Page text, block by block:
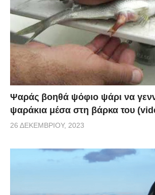
Ψαράς βοηθά ψόφιο ψάρι να
ψαράκια μέσα στη βάρκα του
26 ΔΕΚΕΜΒΡΊΟΥ, 2023